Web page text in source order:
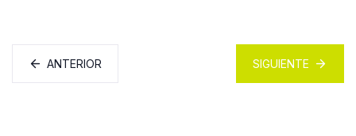
ANTERIOR SIGUIENTE